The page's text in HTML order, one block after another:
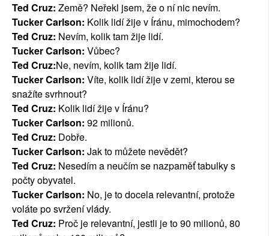
Ted Cruz: Země? Neřekl jsem, že o ní nic nevím.
Tucker Carlson: Kolik lidí žije v Íránu, mimochodem?
Ted Cruz: Nevím, kolik tam žije lidí.
Tucker Carlson: Vůbec?
Ted Cruz:Ne, nevím, kolik tam žije lidí.
Tucker Carlson: Víte, kolik lidí žije v zemi, kterou se
snažíte svrhnout?
Ted Cruz: Kolik lidí žije v Íránu?
Tucker Carlson: 92 milionů.
Ted Cruz: Dobře.
Tucker Carlson: Jak to můžete nevědět?
Ted Cruz: Nesedím a neučím se nazpaměť tabulky s
počty obyvatel.
Tucker Carlson: No, je to docela relevantní, protože
voláte po svržení vlády.
Ted Cruz: Proč je relevantní, jestli je to 90 milionů, 80